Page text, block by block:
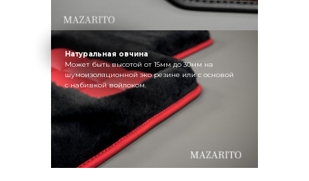
Натуральная овчина
Может быть высотой от 15мм до 30мм на
шумоизоляционной эко резине или с основой
с набивкой войлоком.